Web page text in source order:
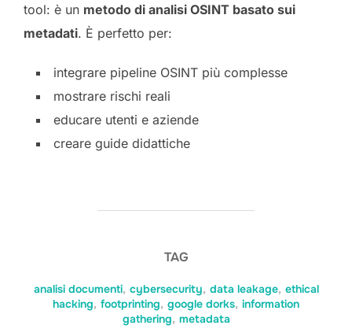
tool: è un metodo di analisi OSINT basato sui
metadati. È perfetto per:
integrare pipeline OSINT più complesse
mostrare rischi reali
educare utenti e aziende
creare guide didattiche
TAG
analisi documenti, cybersecurity, data leakage, ethical
hacking, footprinting, google dorks, information
gathering, metadata